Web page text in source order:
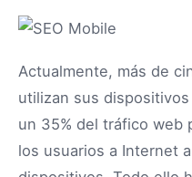
Actualmente, más de
utilizan sus
un 35% del tráfico web
los usuarios a Internet